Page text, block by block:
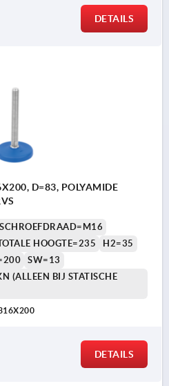
DETAILS
D=83, POLYAMIDE
SCHROEFDRAAD=M16
HOOGTE=235
H2=35
SW=13
(ALLEEN BIJ STATISCHE
DETAILS